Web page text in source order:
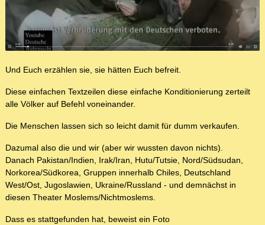
Und Euch erzählen sie, sie hätten Euch befreit.
Diese einfachen Textzeilen diese einfache Konditionierung zerteilt
alle Völker auf Befehl voneinander.
Die Menschen lassen sich so leicht damit für dumm verkaufen.
Dazumal also die und wir (aber wir wussten davon nichts).
Danach Pakistan/Indien, Irak/Iran, Hutu/Tutsie, Nord/Südsudan,
Norkorea/Südkorea, Gruppen innerhalb Chiles, Deutschland
West/Ost, Jugoslawien, Ukraine/Russland - und demnächst in
diesen Theater Moslems/Nichtmoslems.
Dass es stattgefunden hat, beweist ein Foto